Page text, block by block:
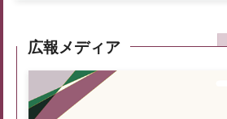
広報メディア